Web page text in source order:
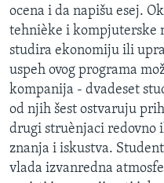
ocena i da napišu esej.
tehnièke i kompjuterske
studira ekonomiju ili
uspeh ovog programa
kompanija - dvadeset
od njih šest ostvaruju
drugi struènjaci redovno
znanja i iskustva.
vlada izvanredna